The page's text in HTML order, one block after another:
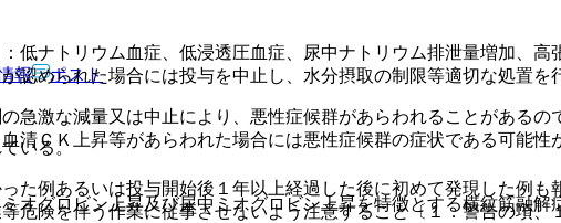
いる。
た例あるいは投与開始後１年以上経過した後に初めて発現した例も
危険を伴う作業に従事させないよう注意すること〔１．警告の項、
ナトリウム血症、低浸透圧血症、尿中ナトリウム排泄量増加、高
められた場合には投与を中止し、水分摂取の制限等適切な処置を
激な減量又は中止により、悪性症候群があらわれることがあるの
清ＣＫ上昇等があらわれた場合には悪性症候群の症状である可能性
グロビン上昇及び尿中ミオグロビン上昇を特徴とする横紋筋融解
報 ポスト